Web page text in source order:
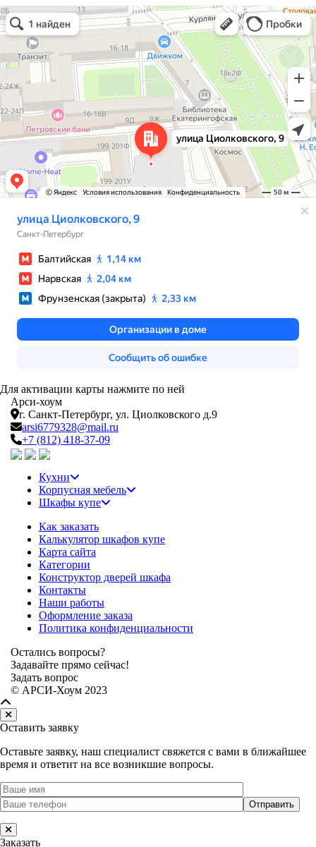
Для активации карты нажмите по ней
Арси-хоум
г. Санкт-Петербург, ул. Циолковского д.9
arsi6779328@mail.ru
+7 (812) 418-37-09
Кухни
Корпусная мебель
Шкафы купе
Как заказать
Калькулятор шкафов купе
Карта сайта
Категории
Конструктор дверей шкафа
Контакты
Наши работы
Оформление заказа
Политика конфиденциальности
Остались вопросы?
Задавайте прямо сейчас!
Задать вопрос
© АРСИ-Хоум 2023
Оставить заявку
Оставьте заявку, наш специалист свяжется с вами в ближайшее
время и ответит на все возникшие вопросы.
Заказать